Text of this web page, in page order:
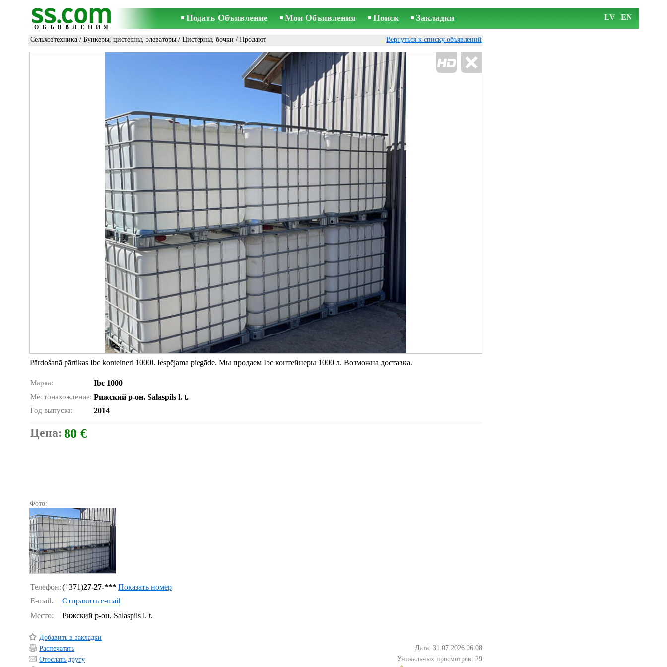
ОБЪЯВЛЕНИЯ
Подать Объявление Мои Объявления Поиск Закладки LV EN
Сельхозтехника / Бункеры, цистерны, элеваторы / Цистерны, бочки / Продают Вернуться к списку объявлений
Pārdošanā pārtikas Ibc konteineri 1000l. Iespējama piegāde. Мы продаем Ibc контейнеры 1000 л. Возможна доставка.
Марка: Ibc 1000
Местонахождение: Рижский р-он, Salaspils l. t.
Год выпуска: 2014
Цена: 80 €
Фото:
Телефон:(+371)27-27-*** Показать номер
E-mail:
Отправить e-mail
Место:
Рижский р-он, Salaspils l. t.
Добавить в закладки
Распечатать
Дата: 31.07.2026 06:08
Отослать другу
Уникальных просмотров: 29